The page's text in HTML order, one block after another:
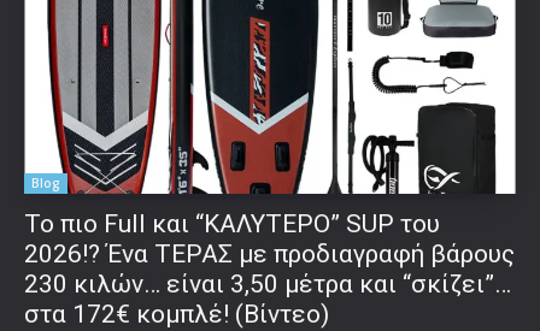
Blog
To πιο Full και “ΚΑΛΥΤΕΡΟ” SUP του
2026!? Ένα ΤΕΡΑΣ με προδιαγραφή βάρους
230 κιλών… είναι 3,50 μέτρα και “σκίζει”…
στα 172€ κομπλέ! (Βίντεο)